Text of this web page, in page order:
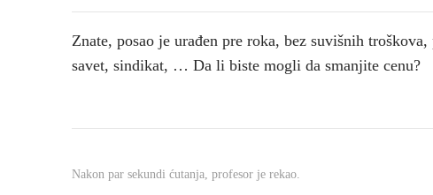
Znate, posao je urađen pre roka, bez suvišnih
savet, sindikat, … Da li biste mogli da smanjite cenu?
Nakon par sekundi ćutanja, profesor je rekao.